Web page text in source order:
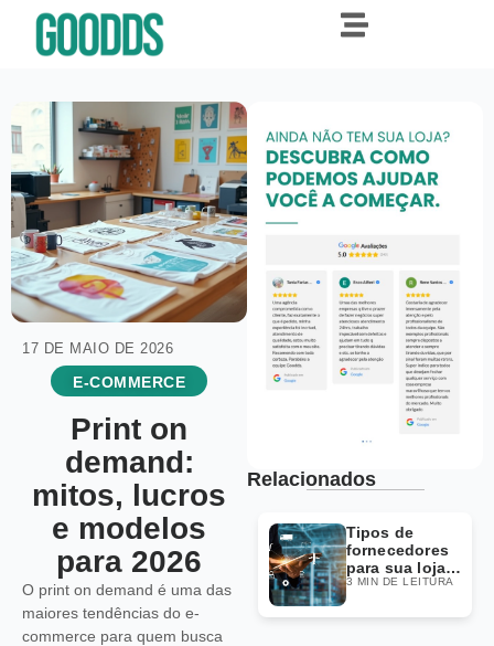
17 DE MAIO DE 2026
E-COMMERCE
Print on
demand:
mitos, lucros
e modelos
para 2026
O print on demand é uma das
maiores tendências do e-
commerce para quem busca
Relacionados
Tipos de
fornecedores
para sua loja
Dropshipping
3 MIN DE LEITURA